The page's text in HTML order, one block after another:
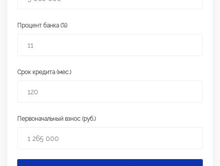
Процент банка (%)
Срок кредита (мес.)
Первоначальный взнос (руб.)